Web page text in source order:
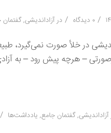
/ ۰ دیدگاه / در آزاداندیشی,گفتمان
در خلأ صورت نمی‌گیرد،
– هرچه پیش رود – به
آزاداندیشی,گفتمان جامع, یادداشت‌ها /